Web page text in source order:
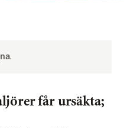
får ursäkta;